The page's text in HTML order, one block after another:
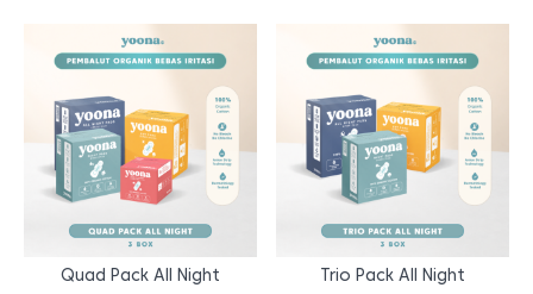
Quad Pack All Night Trio Pack All Night